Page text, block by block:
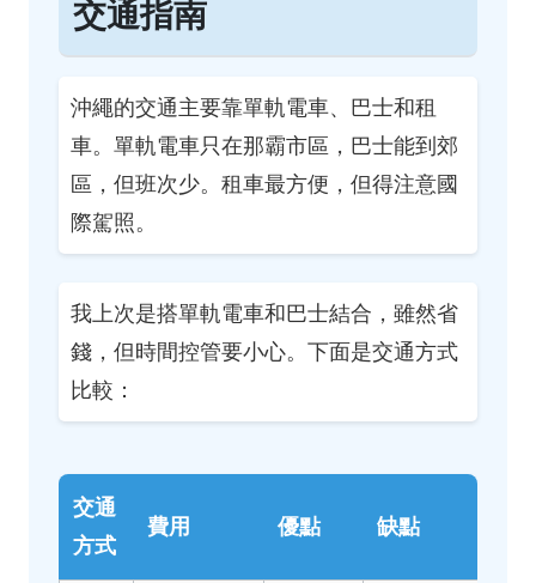
交通指南
沖繩的交通主要靠單軌電車、巴士和租
車。單軌電車只在那霸市區，巴士能到郊
區，但班次少。租車最方便，但得注意國
際駕照。
我上次是搭單軌電車和巴士結合，雖然省
錢，但時間控管要小心。下面是交通方式
比較：
交通
方式
費用 優點 缺點